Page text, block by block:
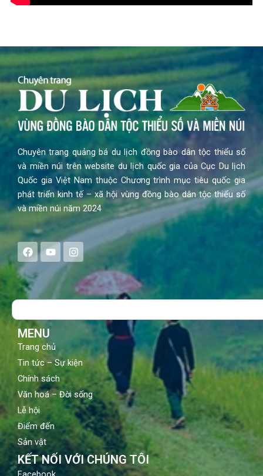
Chuyên trang quảng bá du lịch đồng bào dân tộc thiểu số
và miền núi trên website du lịch quốc gia của Cục Du lịch
Quốc gia Việt Nam thuộc Chương trình mục tiêu quốc gia
phát triển kinh tế – xã hội vùng đồng bào dân tộc thiểu số
và miền núi năm 2024
F
a
e
b
o
Y
o
t
b
I
n
s
a
g
Search
MENU
Trang chủ
Tin tức – Sự kiện
Chính sách
Văn hoá – Đời sống
Lễ hội
Điểm đến
Sản vật
KẾT NỐI VỚI CHÚNG TÔI